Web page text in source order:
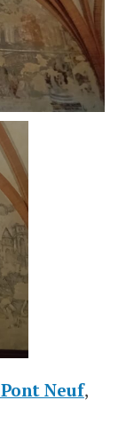
Pont Neuf,